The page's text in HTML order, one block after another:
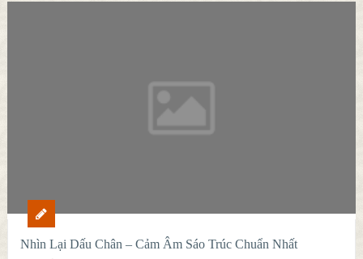
Nhìn Lại Dấu Chân – Cảm Âm Sáo Trúc Chuẩn Nhất